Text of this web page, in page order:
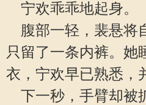
宁欢乖乖地起身。
腹部一轻，裴悬将
只留了一条内裤。她
衣，宁欢早已熟悉，
下一秒，手臂却被